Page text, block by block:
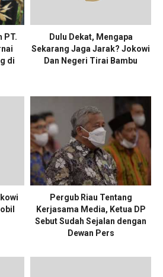
PT.
di
Dulu Dekat, Mengapa
Sekarang Jaga Jarak? Jokowi
Dan Negeri Tirai Bambu
Pergub Riau Tentang
Kerjasama Media, Ketua DP
Sebut Sudah Sejalan dengan
Dewan Pers